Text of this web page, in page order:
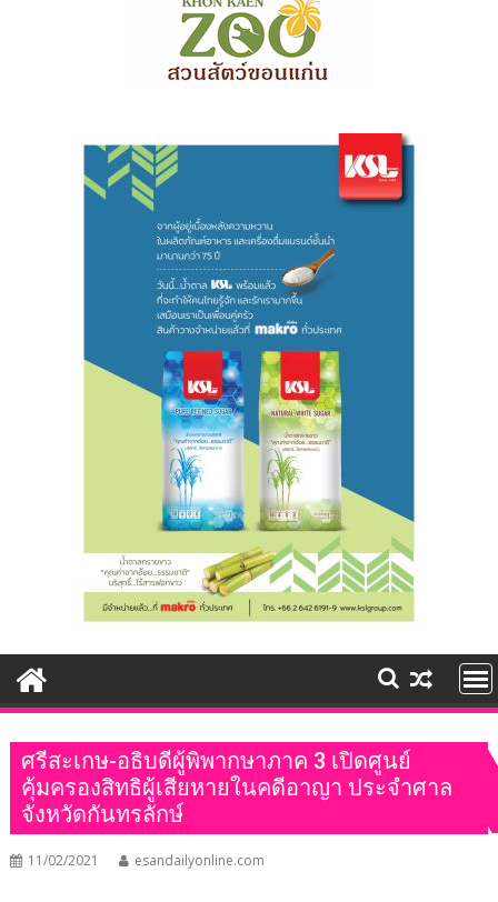
ศรีสะเกษ-อธิบดีผู้พิพากษาภาค 3 เปิดศูนย์
คุ้มครองสิทธิผู้เสียหายในคดีอาญา ประจำศาล
จังหวัดกันทรลักษ์
11/02/2021 esandailyonline.com